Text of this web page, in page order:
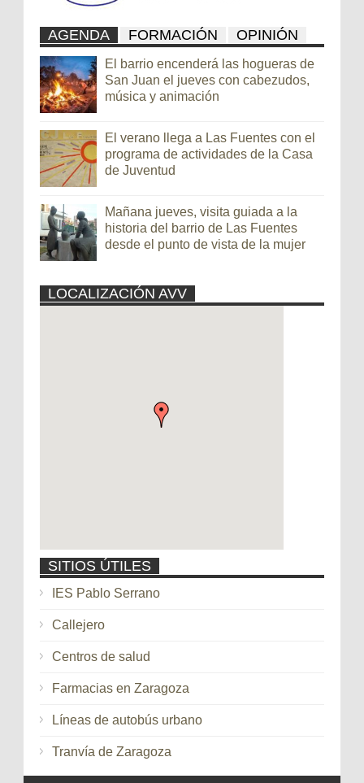
AGENDA FORMACIÓN OPINIÓN
El barrio encenderá las hogueras de
San Juan el jueves con cabezudos,
música y animación
El verano llega a Las Fuentes con el
programa de actividades de la Casa
de Juventud
Mañana jueves, visita guiada a la
historia del barrio de Las Fuentes
desde el punto de vista de la mujer
LOCALIZACIÓN AVV
SITIOS ÚTILES
IES Pablo Serrano
Callejero
Centros de salud
Farmacias en Zaragoza
Líneas de autobús urbano
Tranvía de Zaragoza